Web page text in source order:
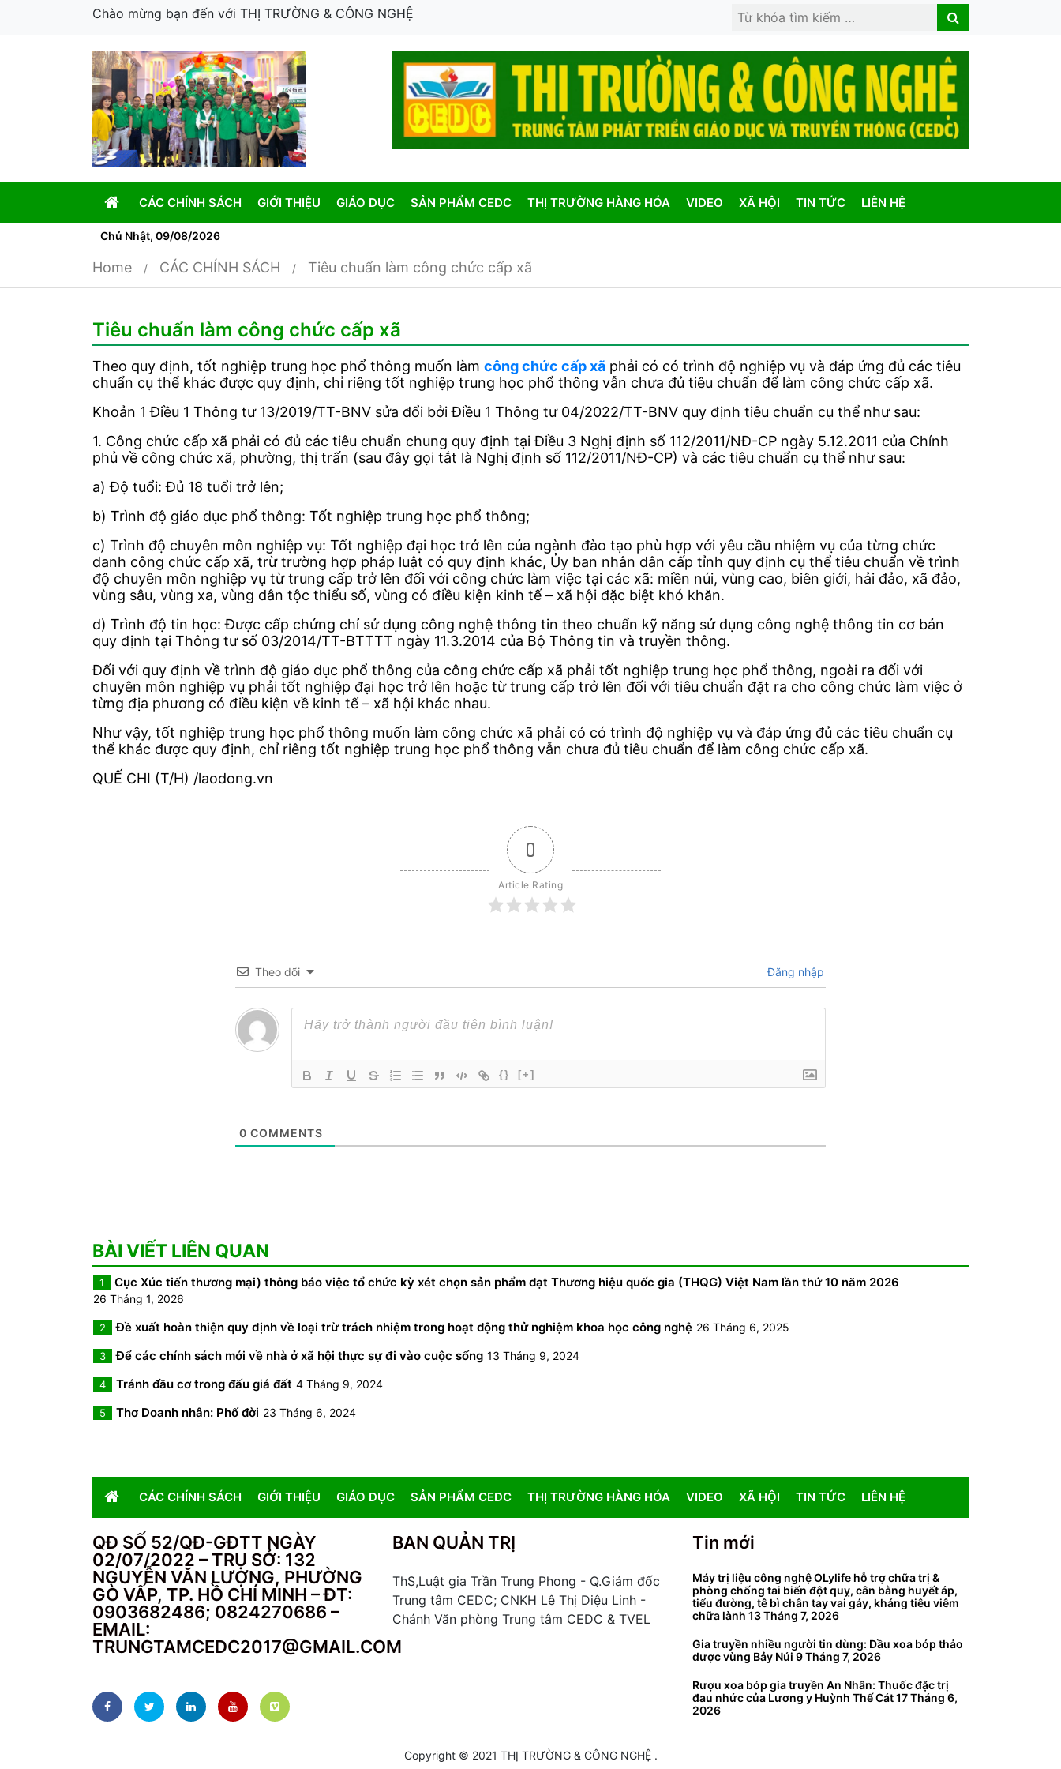
Chào mừng bạn đến với THỊ TRƯỜNG & CÔNG NGHỆ
Search
Search
CÁC CHÍNH SÁCH GIỚI THIỆU GIÁO DỤC SẢN PHẨM CEDC THỊ TRƯỜNG HÀNG HÓA VIDEO XÃ HỘI TIN TỨC LIÊN HỆ
Chủ Nhật, 09/08/2026
Home CÁC CHÍNH SÁCH Tiêu chuẩn làm công chức cấp xã
Tiêu chuẩn làm công chức cấp xã
Theo quy định, tốt nghiệp trung học phổ thông muốn làm công chức cấp xã phải có có trình độ nghiệp vụ và đáp ứng đủ các tiêu
chuẩn cụ thể khác được quy định, chỉ riêng tốt nghiệp trung học phổ thông vẫn chưa đủ tiêu chuẩn để làm công chức cấp xã.
Khoản 1 Điều 1 Thông tư 13/2019/TT-BNV sửa đổi bởi Điều 1 Thông tư 04/2022/TT-BNV quy định tiêu chuẩn cụ thể như sau:
1. Công chức cấp xã phải có đủ các tiêu chuẩn chung quy định tại Điều 3 Nghị định số 112/2011/NĐ-CP ngày 5.12.2011 của Chính
phủ về công chức xã, phường, thị trấn (sau đây gọi tắt là Nghị định số 112/2011/NĐ-CP) và các tiêu chuẩn cụ thể như sau:
a) Độ tuổi: Đủ 18 tuổi trở lên;
b) Trình độ giáo dục phổ thông: Tốt nghiệp trung học phổ thông;
c) Trình độ chuyên môn nghiệp vụ: Tốt nghiệp đại học trở lên của ngành đào tạo phù hợp với yêu cầu nhiệm vụ của từng chức
danh công chức cấp xã, trừ trường hợp pháp luật có quy định khác, Ủy ban nhân dân cấp tỉnh quy định cụ thể tiêu chuẩn về trình
độ chuyên môn nghiệp vụ từ trung cấp trở lên đối với công chức làm việc tại các xã: miền núi, vùng cao, biên giới, hải đảo, xã đảo,
vùng sâu, vùng xa, vùng dân tộc thiểu số, vùng có điều kiện kinh tế – xã hội đặc biệt khó khăn.
d) Trình độ tin học: Được cấp chứng chỉ sử dụng công nghệ thông tin theo chuẩn kỹ năng sử dụng công nghệ thông tin cơ bản
quy định tại Thông tư số 03/2014/TT-BTTTT ngày 11.3.2014 của Bộ Thông tin và truyền thông.
Đối với quy định về trình độ giáo dục phổ thông của công chức cấp xã phải tốt nghiệp trung học phổ thông, ngoài ra đối với
chuyên môn nghiệp vụ phải tốt nghiệp đại học trở lên hoặc từ trung cấp trở lên đối với tiêu chuẩn đặt ra cho công chức làm việc ở
từng địa phương có điều kiện về kinh tế – xã hội khác nhau.
Như vậy, tốt nghiệp trung học phổ thông muốn làm công chức xã phải có có trình độ nghiệp vụ và đáp ứng đủ các tiêu chuẩn cụ
thể khác được quy định, chỉ riêng tốt nghiệp trung học phổ thông vẫn chưa đủ tiêu chuẩn để làm công chức cấp xã.
QUẾ CHI (T/H) /laodong.vn
0
Article Rating
Theo dõi Đăng nhập
{} [+]
0 COMMENTS
BÀI VIẾT LIÊN QUAN
1 Cục Xúc tiến thương mại) thông báo việc tổ chức kỳ xét chọn sản phẩm đạt Thương hiệu quốc gia (THQG) Việt Nam lần thứ 10 năm 2026
26 Tháng 1, 2026
2 Đề xuất hoàn thiện quy định về loại trừ trách nhiệm trong hoạt động thử nghiệm khoa học công nghệ 26 Tháng 6, 2025
3 Để các chính sách mới về nhà ở xã hội thực sự đi vào cuộc sống 13 Tháng 9, 2024
4 Tránh đầu cơ trong đấu giá đất 4 Tháng 9, 2024
5 Thơ Doanh nhân: Phố đời 23 Tháng 6, 2024
CÁC CHÍNH SÁCH GIỚI THIỆU GIÁO DỤC SẢN PHẨM CEDC THỊ TRƯỜNG HÀNG HÓA VIDEO XÃ HỘI TIN TỨC LIÊN HỆ
QĐ SỐ 52/QĐ-GĐTT NGÀY
02/07/2022 – TRỤ SỞ: 132
NGUYỄN VĂN LƯỢNG, PHƯỜNG
GÒ VẤP, TP. HỒ CHÍ MINH – ĐT:
0903682486; 0824270686 –
EMAIL:
TRUNGTAMCEDC2017@GMAIL.COM
BAN QUẢN TRỊ
ThS,Luật gia Trần Trung Phong - Q.Giám đốc
Trung tâm CEDC; CNKH Lê Thị Diệu Linh -
Chánh Văn phòng Trung tâm CEDC & TVEL
Tin mới
Máy trị liệu công nghệ OLylife hỗ trợ chữa trị &
phòng chống tai biến đột quỵ, cân bằng huyết áp,
tiểu đường, tê bì chân tay vai gáy, kháng tiêu viêm
chữa lành 13 Tháng 7, 2026
Gia truyền nhiều người tin dùng: Dầu xoa bóp thảo
dược vùng Bảy Núi 9 Tháng 7, 2026
Rượu xoa bóp gia truyền An Nhân: Thuốc đặc trị
đau nhức của Lương y Huỳnh Thế Cát17 Tháng 6,
2026
Copyright © 2021 THỊ TRƯỜNG & CÔNG NGHỆ .